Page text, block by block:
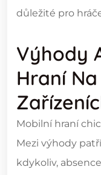
důležité pro
Výhody
Hraní
Mobilní hraní
Mezi výhody
kdykoliv,